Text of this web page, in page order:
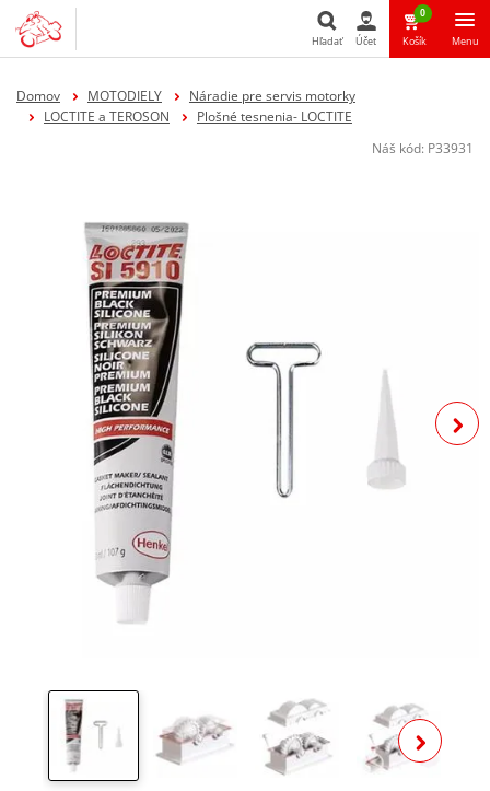
Hľadať Účet
0
Košík Menu
Domov MOTODIELY
Náradie pre servis motorky
LOCTITE a TEROSON
Plošné tesnenia- LOCTITE
Náš kód: P33931